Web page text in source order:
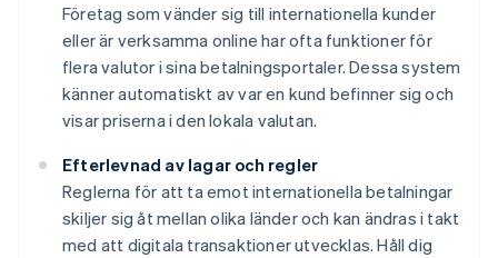
Företag som vänder sig till internationella kunder
eller är verksamma online har ofta funktioner för
flera valutor i sina betalningsportaler. Dessa system
känner automatiskt av var en kund befinner sig och
visar priserna i den lokala valutan.
Efterlevnad av lagar och regler
Reglerna för att ta emot internationella betalningar
skiljer sig åt mellan olika länder och kan ändras i takt
med att digitala transaktioner utvecklas. Håll dig